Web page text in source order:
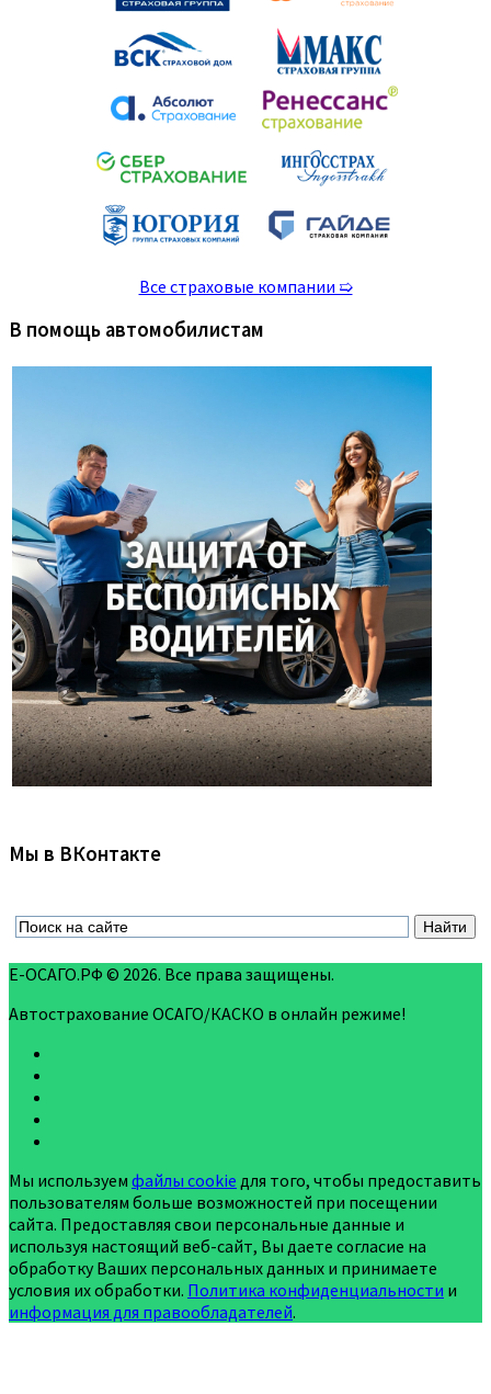
Все страховые компании ➯
В помощь автомобилистам
Мы в ВКонтакте
Е-ОСАГО.РФ © 2026. Все права защищены.
Автострахование ОСАГО/КАСКО в онлайн режиме!
Мы используем файлы cookie для того, чтобы предоставить
пользователям больше возможностей при посещении
сайта. Предоставляя свои персональные данные и
используя настоящий веб-сайт, Вы даете согласие на
обработку Ваших персональных данных и принимаете
условия их обработки. Политика конфиденциальности и
информация для правообладателей.